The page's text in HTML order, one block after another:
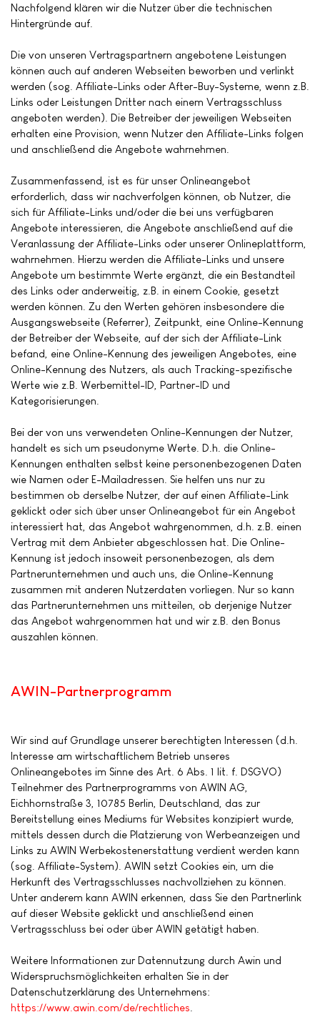
Nachfolgend klären wir die Nutzer über die technischen
Hintergründe auf.
Die von unseren Vertragspartnern angebotene Leistungen
können auch auf anderen Webseiten beworben und verlinkt
werden (sog. Affiliate-Links oder After-Buy-Systeme, wenn z.B.
Links oder Leistungen Dritter nach einem Vertragsschluss
angeboten werden). Die Betreiber der jeweiligen Webseiten
erhalten eine Provision, wenn Nutzer den Affiliate-Links folgen
und anschließend die Angebote wahrnehmen.
Zusammenfassend, ist es für unser Onlineangebot
erforderlich, dass wir nachverfolgen können, ob Nutzer, die
sich für Affiliate-Links und/oder die bei uns verfügbaren
Angebote interessieren, die Angebote anschließend auf die
Veranlassung der Affiliate-Links oder unserer Onlineplattform,
wahrnehmen. Hierzu werden die Affiliate-Links und unsere
Angebote um bestimmte Werte ergänzt, die ein Bestandteil
des Links oder anderweitig, z.B. in einem Cookie, gesetzt
werden können. Zu den Werten gehören insbesondere die
Ausgangswebseite (Referrer), Zeitpunkt, eine Online-Kennung
der Betreiber der Webseite, auf der sich der Affiliate-Link
befand, eine Online-Kennung des jeweiligen Angebotes, eine
Online-Kennung des Nutzers, als auch Tracking-spezifische
Werte wie z.B. Werbemittel-ID, Partner-ID und
Kategorisierungen.
Bei der von uns verwendeten Online-Kennungen der Nutzer,
handelt es sich um pseudonyme Werte. D.h. die Online-
Kennungen enthalten selbst keine personenbezogenen Daten
wie Namen oder E-Mailadressen. Sie helfen uns nur zu
bestimmen ob derselbe Nutzer, der auf einen Affiliate-Link
geklickt oder sich über unser Onlineangebot für ein Angebot
interessiert hat, das Angebot wahrgenommen, d.h. z.B. einen
Vertrag mit dem Anbieter abgeschlossen hat. Die Online-
Kennung ist jedoch insoweit personenbezogen, als dem
Partnerunternehmen und auch uns, die Online-Kennung
zusammen mit anderen Nutzerdaten vorliegen. Nur so kann
das Partnerunternehmen uns mitteilen, ob derjenige Nutzer
das Angebot wahrgenommen hat und wir z.B. den Bonus
auszahlen können.
AWIN-Partnerprogramm
Wir sind auf Grundlage unserer berechtigten Interessen (d.h.
Interesse am wirtschaftlichem Betrieb unseres
Onlineangebotes im Sinne des Art. 6 Abs. 1 lit. f. DSGVO)
Teilnehmer des Partnerprogramms von AWIN AG,
Eichhornstraße 3, 10785 Berlin, Deutschland, das zur
Bereitstellung eines Mediums für Websites konzipiert wurde,
mittels dessen durch die Platzierung von Werbeanzeigen und
Links zu AWIN Werbekostenerstattung verdient werden kann
(sog. Affiliate-System). AWIN setzt Cookies ein, um die
Herkunft des Vertragsschlusses nachvollziehen zu können.
Unter anderem kann AWIN erkennen, dass Sie den Partnerlink
auf dieser Website geklickt und anschließend einen
Vertragsschluss bei oder über AWIN getätigt haben.
Weitere Informationen zur Datennutzung durch Awin und
Widerspruchsmöglichkeiten erhalten Sie in der
Datenschutzerklärung des Unternehmens:
https://www.awin.com/de/rechtliches